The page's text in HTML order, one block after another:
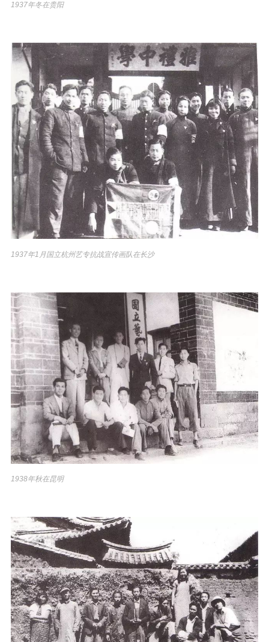
1937年冬在贵阳
1937年1月国立杭州艺专抗战宣传画队在长沙
1938年秋在昆明